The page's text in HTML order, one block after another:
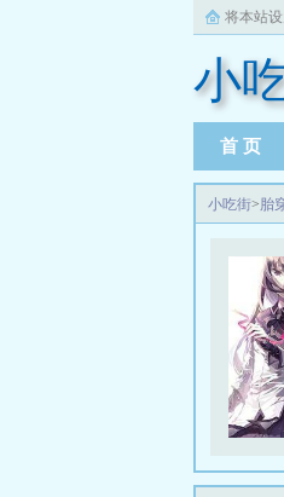
将本站
小
首 页
小吃街>胎